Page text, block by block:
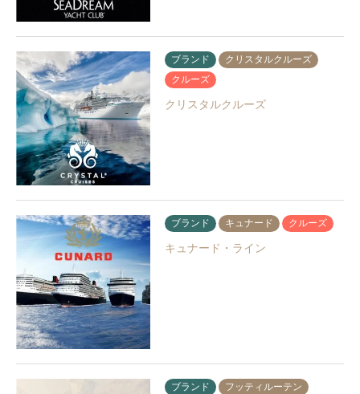
ブランド
クリスタルクルーズ
クルーズ
クリスタルクルーズ
ブランド キュナード クルーズ
キュナード・ライン
ブランド
フッティルーテン